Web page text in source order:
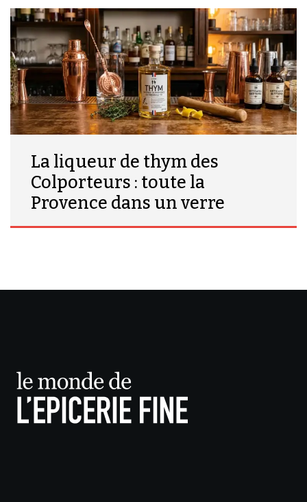
La liqueur de thym des
Colporteurs : toute la
Provence dans un verre